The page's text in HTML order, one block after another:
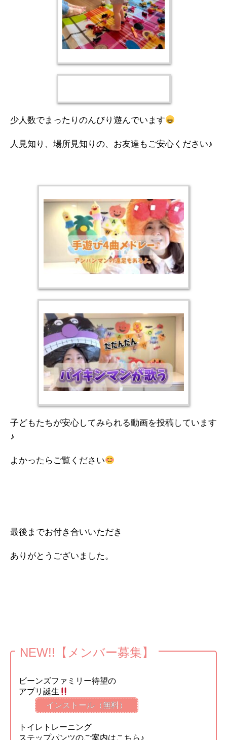
少人数でまったりのんびり遊んでいます
人見知り、場所見知りの、お友達もご安心ください♪
子どもたちが安心してみられる動画を投稿しています
♪
よかったらご覧ください
最後までお付き合いいただき
ありがとうございました。
NEW!!【メンバー募集】
ビーンズファミリー待望の
アプリ誕生
インストール（無料）
トイレトレーニング
ステップパンツのご案内はこちら♪